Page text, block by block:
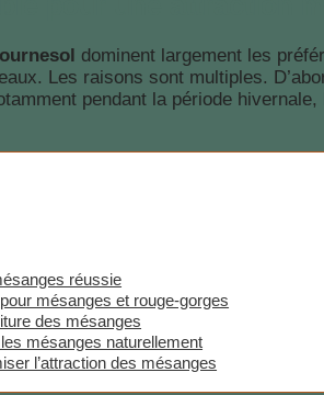
dominent largement les
Les raisons sont multiples.
pendant la période
réussie
mésanges et rouge-gorges
des mésanges
mésanges naturellement
l’attraction des mésanges